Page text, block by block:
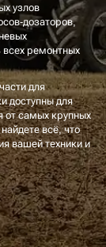
узлов
дозаторов,
ремонтных
для
доступны для
от самых крупных
всё, что
вашей техники и